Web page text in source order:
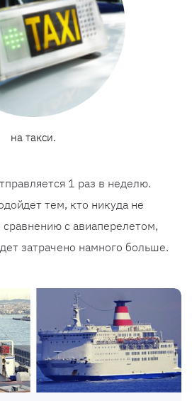
на такси.
1 раз в неделю.
тем, кто никуда не
с авиаперелетом,
затрачено намного больше.